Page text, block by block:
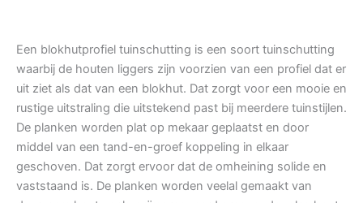
Een blokhutprofiel tuinschutting is een soort tuinschutting
waarbij de houten liggers zijn voorzien van een profiel dat er
uit ziet als dat van een blokhut. Dat zorgt voor een mooie en
rustige uitstraling die uitstekend past bij meerdere tuinstijlen.
De planken worden plat op mekaar geplaatst en door
middel van een tand-en-groef koppeling in elkaar
geschoven. Dat zorgt ervoor dat de omheining solide en
vaststaand is. De planken worden veelal gemaakt van